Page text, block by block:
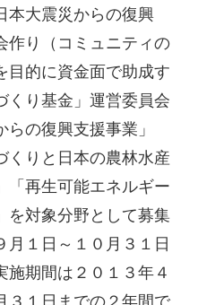
本大震災からの復興
作り（コミュニティの
目的に資金面で助成す
くり基金」運営委員会
の復興支援事業」
くりと日本の農林水産
「再生可能エネルギー
を対象分野として募集
月１日～１０月３１日
施期間は２０１３年４
３１日までの２年間で